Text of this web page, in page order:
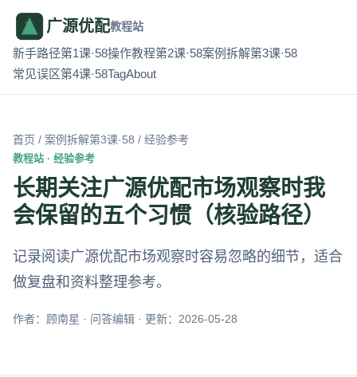
广源优配教程站
新手路径第1课·58操作教程第2课·58案例拆解第3课·58
常见误区第4课·58TagAbout
首页 / 案例拆解第3课·58 / 经验参考
教程站 · 经验参考
长期关注广源优配市场观察时我
会保留的五个习惯（核验路径）
记录阅读广源优配市场观察时容易忽略的细节，适合
做复盘和资料整理参考。
作者：顾南星 · 问答编辑 · 更新：2026-05-28